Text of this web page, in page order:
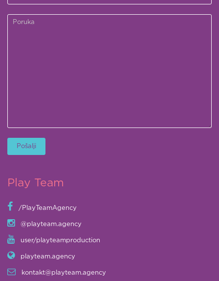
Play Team
/PlayTeamAgency
@playteam.agency
user/playteamproduction
playteam.agency
kontakt@playteam.agency